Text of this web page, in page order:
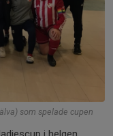
som spelade cupen